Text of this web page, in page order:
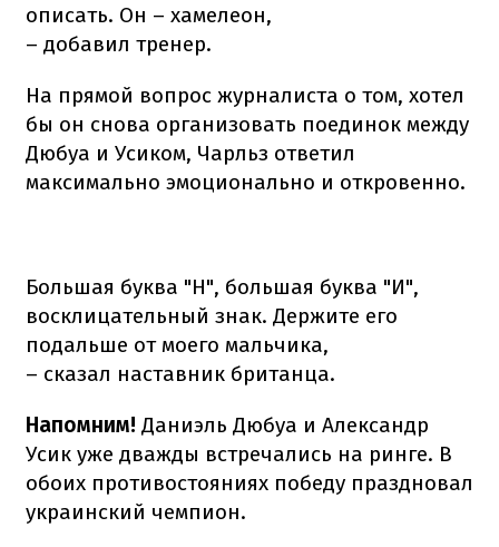
описать. Он – хамелеон,
– добавил тренер.
На прямой вопрос журналиста о том, хотел
бы он снова организовать поединок между
Дюбуа и Усиком, Чарльз ответил
максимально эмоционально и откровенно.
Большая буква "Н", большая буква "И",
восклицательный знак. Держите его
подальше от моего мальчика,
– сказал наставник британца.
Напомним! Даниэль Дюбуа и Александр
Усик уже дважды встречались на ринге. В
обоих противостояниях победу праздновал
украинский чемпион.